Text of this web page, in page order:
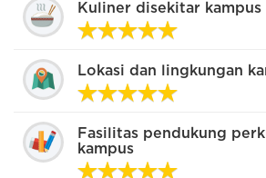
Kuliner disekitar kampus
Lokasi dan lingkungan
Fasilitas pendukung
kampus